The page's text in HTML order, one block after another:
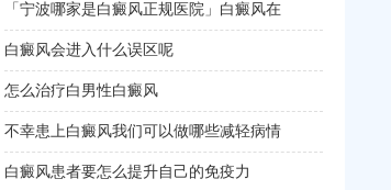
「宁波哪家是白癜风正规医院」白癜风在
白癜风会进入什么误区呢
怎么治疗白男性白癜风
不幸患上白癜风我们可以做哪些减轻病情
白癜风患者要怎么提升自己的免疫力